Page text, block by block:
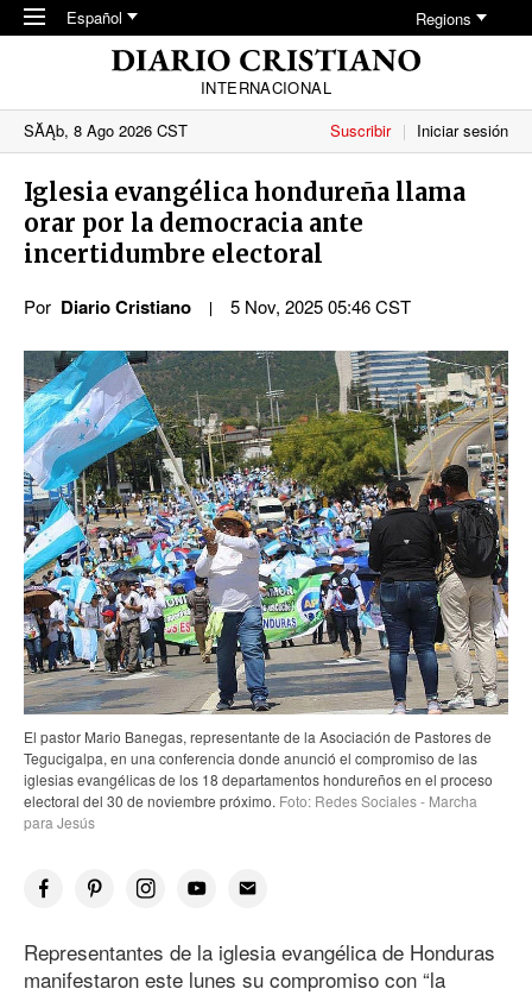
Skip to main content
Español Regions
INTERNACIONAL
SĂĄb, 8 Ago 2026 CST
Suscribir Iniciar sesión
Iglesia evangélica hondureña llama
orar por la democracia ante
incertidumbre electoral
Por Diario Cristiano 5 Nov, 2025 05:46 CST
El pastor Mario Banegas, representante de la Asociación de Pastores de
Tegucigalpa, en una conferencia donde anunció el compromiso de las
iglesias evangélicas de los 18 departamentos hondureños en el proceso
electoral del 30 de noviembre próximo. Foto: Redes Sociales - Marcha
para Jesús
Representantes de la iglesia evangélica de Honduras
manifestaron este lunes su compromiso con “la